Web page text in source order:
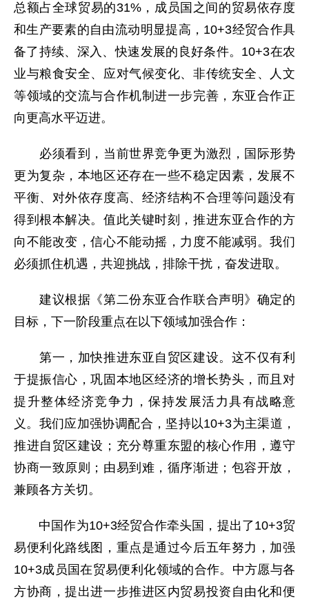
总额占全球贸易的31%，成员国之间的贸易依存度
和生产要素的自由流动明显提高，10+3经贸合作具
备了持续、深入、快速发展的良好条件。10+3在农
业与粮食安全、应对气候变化、非传统安全、人文
等领域的交流与合作机制进一步完善，东亚合作正
向更高水平迈进。
必须看到，当前世界竞争更为激烈，国际形势
更为复杂，本地区还存在一些不稳定因素，发展不
平衡、对外依存度高、经济结构不合理等问题没有
得到根本解决。值此关键时刻，推进东亚合作的方
向不能改变，信心不能动摇，力度不能减弱。我们
必须抓住机遇，共迎挑战，排除干扰，奋发进取。
建议根据《第二份东亚合作联合声明》确定的
目标，下一阶段重点在以下领域加强合作：
第一，加快推进东亚自贸区建设。这不仅有利
于提振信心，巩固本地区经济的增长势头，而且对
提升整体经济竞争力，保持发展活力具有战略意
义。我们应加强协调配合，坚持以10+3为主渠道，
推进自贸区建设；充分尊重东盟的核心作用，遵守
协商一致原则；由易到难，循序渐进；包容开放，
兼顾各方关切。
中国作为10+3经贸合作牵头国，提出了10+3贸
易便利化路线图，重点是通过今后五年努力，加强
10+3成员国在贸易便利化领域的合作。中方愿与各
方协商，提出进一步推进区内贸易投资自由化和便